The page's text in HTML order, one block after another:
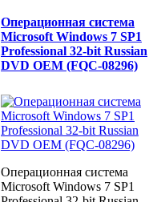
Операционная система
Microsoft Windows 7 SP1
Professional 32-bit Russian
DVD OEM (FQC-08296)
Операционная система
Microsoft Windows 7 SP1